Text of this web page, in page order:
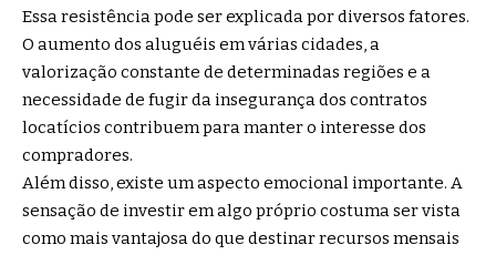
Essa resistência pode ser explicada por diversos fatores.
O aumento dos aluguéis em várias cidades, a
valorização constante de determinadas regiões e a
necessidade de fugir da insegurança dos contratos
locatícios contribuem para manter o interesse dos
compradores.
Além disso, existe um aspecto emocional importante. A
sensação de investir em algo próprio costuma ser vista
como mais vantajosa do que destinar recursos mensais